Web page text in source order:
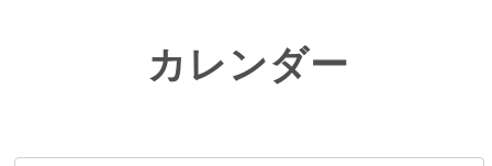
カレンダー